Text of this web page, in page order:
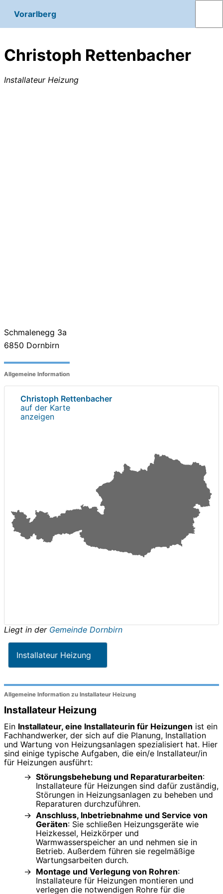
Vorarlberg
Christoph Rettenbacher
Installateur Heizung
Schmalenegg 3a
6850 Dornbirn
Allgemeine Information
Christoph Rettenbacher
auf der Karte
anzeigen
Liegt in der Gemeinde Dornbirn
Installateur Heizung
Allgemeine Information zu Installateur Heizung
Installateur Heizung
Ein Installateur, eine Installateurin für Heizungen ist ein
Fachhandwerker, der sich auf die Planung, Installation
und Wartung von Heizungsanlagen spezialisiert hat. Hier
sind einige typische Aufgaben, die ein/e Installateur/in
für Heizungen ausführt:
Störungsbehebung und Reparaturarbeiten:
Installateure für Heizungen sind dafür zuständig,
Störungen in Heizungsanlagen zu beheben und
Reparaturen durchzuführen.
Anschluss, Inbetriebnahme und Service von
Geräten: Sie schließen Heizungsgeräte wie
Heizkessel, Heizkörper und
Warmwasserspeicher an und nehmen sie in
Betrieb. Außerdem führen sie regelmäßige
Wartungsarbeiten durch.
Montage und Verlegung von Rohren:
Installateure für Heizungen montieren und
verlegen die notwendigen Rohre für die